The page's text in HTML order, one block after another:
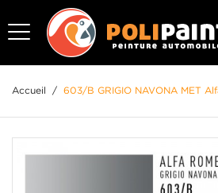
Accueil / 603/B GRIGIO NAVONA MET